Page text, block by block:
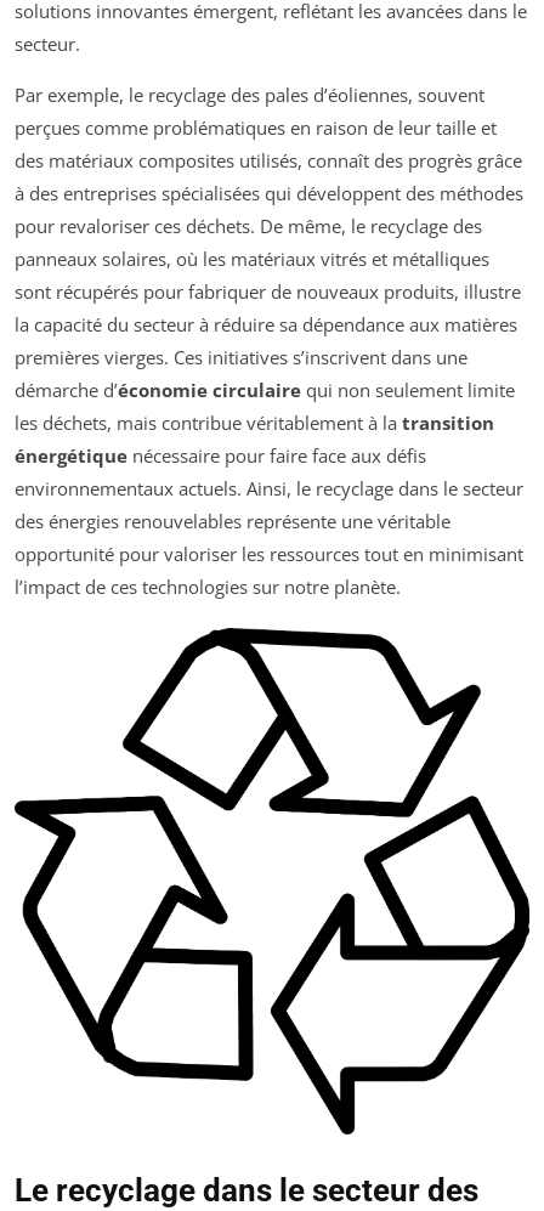
solutions innovantes émergent, reflétant les avancées dans le
secteur.
Par exemple, le recyclage des pales d’éoliennes, souvent
perçues comme problématiques en raison de leur taille et
des matériaux composites utilisés, connaît des progrès grâce
à des entreprises spécialisées qui développent des méthodes
pour revaloriser ces déchets. De même, le recyclage des
panneaux solaires, où les matériaux vitrés et métalliques
sont récupérés pour fabriquer de nouveaux produits, illustre
la capacité du secteur à réduire sa dépendance aux matières
premières vierges. Ces initiatives s’inscrivent dans une
démarche d’économie circulaire qui non seulement limite
les déchets, mais contribue véritablement à la transition
énergétique nécessaire pour faire face aux défis
environnementaux actuels. Ainsi, le recyclage dans le secteur
des énergies renouvelables représente une véritable
opportunité pour valoriser les ressources tout en minimisant
l’impact de ces technologies sur notre planète.
Le recyclage dans le secteur des